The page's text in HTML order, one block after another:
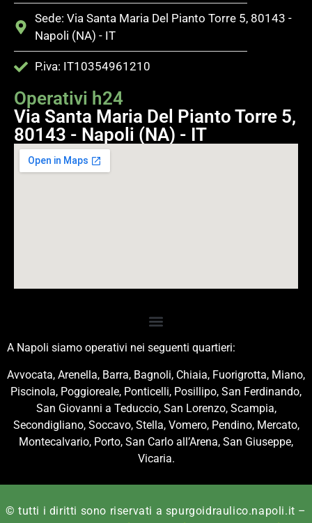
Sede: Via Santa Maria Del Pianto Torre 5, 80143 -
Napoli (NA) - IT
P.iva: IT10354961210
Operativi h24
Via Santa Maria Del Pianto Torre 5,
80143 - Napoli (NA) - IT
A Napoli siamo operativi nei seguenti quartieri:
Avvocata, Arenella, Barra, Bagnoli, Chiaia, Fuorigrotta, Miano,
Piscinola, Poggioreale, Ponticelli, Posillipo, San Ferdinando,
San Giovanni a Teduccio, San Lorenzo, Scampia,
Secondigliano, Soccavo, Stella, Vomero, Pendino, Mercato,
Montecalvario, Porto, San Carlo all’Arena, San Giuseppe,
Vicaria.
© tutti i diritti sono riservati a spurgoidraulico.napoli.it –